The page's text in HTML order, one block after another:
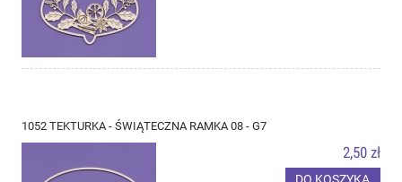
1052 TEKTURKA - ŚWIĄTECZNA RAMKA 08 - G7
2,50 zł